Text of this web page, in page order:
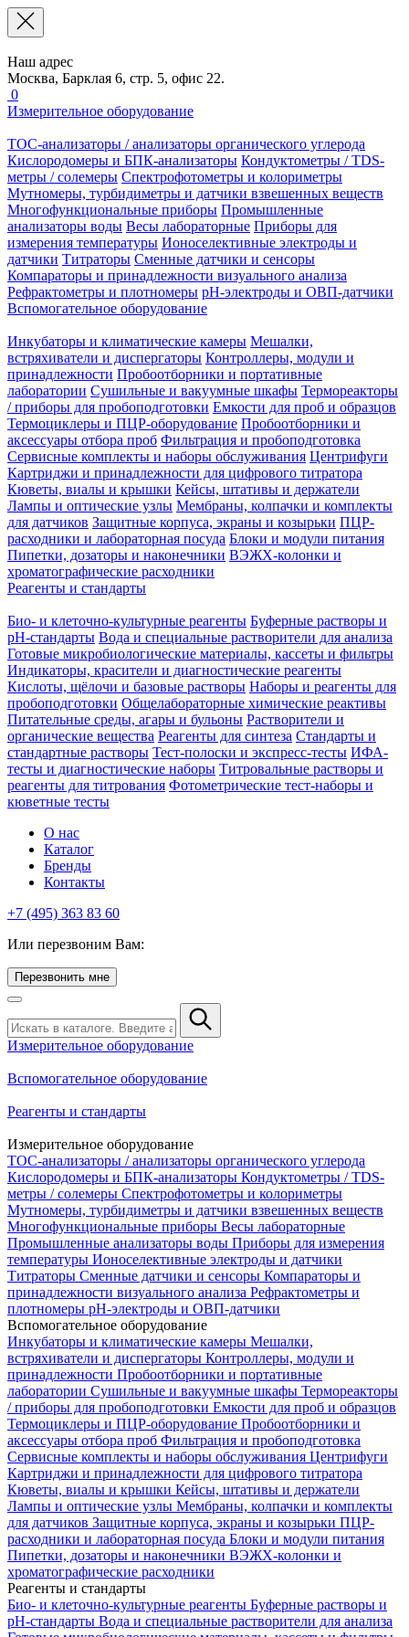
Наш адрес
Москва, Барклая 6, стр. 5, офис 22.
0
Измерительное оборудование
TOC-анализаторы / анализаторы органического углерода
Кислородомеры и БПК-анализаторы Кондуктометры / TDS-
метры / солемеры Спектрофотометры и колориметры
Мутномеры, турбидиметры и датчики взвешенных веществ
Многофункциональные приборы Промышленные
анализаторы воды Весы лабораторные Приборы для
измерения температуры Ионоселективные электроды и
датчики Титраторы Сменные датчики и сенсоры
Компараторы и принадлежности визуального анализа
Рефрактометры и плотномеры pH-электроды и ОВП-датчики
Вспомогательное оборудование
Инкубаторы и климатические камеры Мешалки,
встряхиватели и диспергаторы Контроллеры, модули и
принадлежности Пробоотборники и портативные
лаборатории Сушильные и вакуумные шкафы Термореакторы
/ приборы для пробоподготовки Емкости для проб и образцов
Термоциклеры и ПЦР-оборудование Пробоотборники и
аксессуары отбора проб Фильтрация и пробоподготовка
Сервисные комплекты и наборы обслуживания Центрифуги
Картриджи и принадлежности для цифрового титратора
Кюветы, виалы и крышки Кейсы, штативы и держатели
Лампы и оптические узлы Мембраны, колпачки и комплекты
для датчиков Защитные корпуса, экраны и козырьки ПЦР-
расходники и лабораторная посуда Блоки и модули питания
Пипетки, дозаторы и наконечники ВЭЖХ-колонки и
хроматографические расходники
Реагенты и стандарты
Био- и клеточно-культурные реагенты Буферные растворы и
pH-стандарты Вода и специальные растворители для анализа
Готовые микробиологические материалы, кассеты и фильтры
Индикаторы, красители и диагностические реагенты
Кислоты, щёлочи и базовые растворы Наборы и реагенты для
пробоподготовки Общелабораторные химические реактивы
Питательные среды, агары и бульоны Растворители и
органические вещества Реагенты для синтеза Стандарты и
стандартные растворы Тест-полоски и экспресс-тесты ИФА-
тесты и диагностические наборы Титровальные растворы и
реагенты для титрования Фотометрические тест-наборы и
кюветные тесты
О нас
Каталог
Бренды
Контакты
+7 (495) 363 83 60
Или перезвоним Вам:
Перезвонить мне
Измерительное оборудование
Вспомогательное оборудование
Реагенты и стандарты
Измерительное оборудование
TOC-анализаторы / анализаторы органического углерода
Кислородомеры и БПК-анализаторы Кондуктометры / TDS-
метры / солемеры Спектрофотометры и колориметры
Мутномеры, турбидиметры и датчики взвешенных веществ
Многофункциональные приборы Весы лабораторные
Промышленные анализаторы воды Приборы для измерения
температуры Ионоселективные электроды и датчики
Титраторы Сменные датчики и сенсоры Компараторы и
принадлежности визуального анализа Рефрактометры и
плотномеры pH-электроды и ОВП-датчики
Вспомогательное оборудование
Инкубаторы и климатические камеры Мешалки,
встряхиватели и диспергаторы Контроллеры, модули и
принадлежности Пробоотборники и портативные
лаборатории Сушильные и вакуумные шкафы Термореакторы
/ приборы для пробоподготовки Емкости для проб и образцов
Термоциклеры и ПЦР-оборудование Пробоотборники и
аксессуары отбора проб Фильтрация и пробоподготовка
Сервисные комплекты и наборы обслуживания Центрифуги
Картриджи и принадлежности для цифрового титратора
Кюветы, виалы и крышки Кейсы, штативы и держатели
Лампы и оптические узлы Мембраны, колпачки и комплекты
для датчиков Защитные корпуса, экраны и козырьки ПЦР-
расходники и лабораторная посуда Блоки и модули питания
Пипетки, дозаторы и наконечники ВЭЖХ-колонки и
хроматографические расходники
Реагенты и стандарты
Био- и клеточно-культурные реагенты Буферные растворы и
pH-стандарты Вода и специальные растворители для анализа